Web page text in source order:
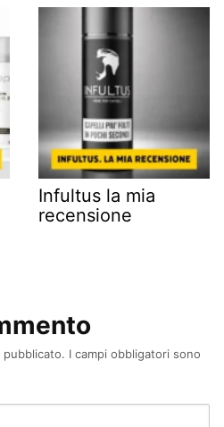
Infultus la mia
recensione
pubblicato. I campi obbligatori sono